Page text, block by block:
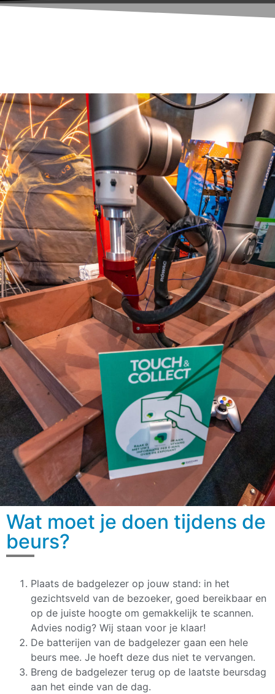
Wat moet je doen tijdens de
beurs?
Plaats de badgelezer op jouw stand: in het
gezichtsveld van de bezoeker, goed bereikbaar en
op de juiste hoogte om gemakkelijk te scannen.
Advies nodig? Wij staan voor je klaar!
De batterijen van de badgelezer gaan een hele
beurs mee. Je hoeft deze dus niet te vervangen.
Breng de badgelezer terug op de laatste beursdag
aan het einde van de dag.